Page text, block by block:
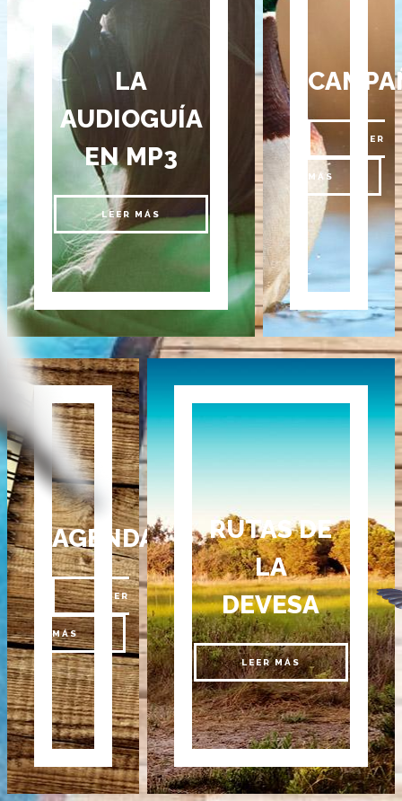
LA
AUDIOGUÍA
EN MP3
LEER MÁS
LEER
MÁS
AGENDA
LEER
MÁS
RUTAS DE
LA
DEVESA
LEER MÁS